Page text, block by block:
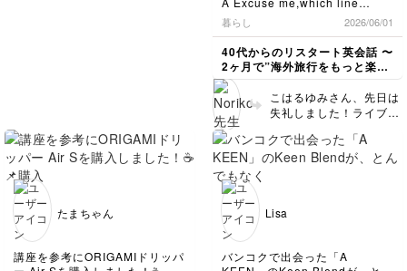
cat and dogs.という言
い方もします。猫と犬
が？🐈🐕‍🦺忘れていなけれ
せ、大変なことになって
いるようですが、英語の
練習という意味ではとて
も理想的な(！)環境で
す。カフェでのおしゃべ
りなど、トライしてみて
くださいね☺️💕
お台場のガンダムはこの夏まで
で
撤去されるそうですね
ずっと赤と青のガンダムだと思
っていたのですが
今年見にいったら白いガンダム
でした
詳しくないのでよくわからない
ですが…
そして、ブタはほとんど汗をか
かないのに
sweat like a pigっておもしろ
い表現だなと
思いました
だ型が、子豚がお母さん
豚に並んでミルクを飲ん
でいる姿に見えたため、
とりあえずその塊を pig
iron（銑鉄） と呼んだそ
うです。熱い銑鉄が冷え
る過程で表面に水滴がつ
きますが、それがまるで
汗をかいているように見
えるため、“The pig is
り、sweat like a pigは
をかく」という事実に由
should we stand in?
B Do you already have
reservations?
A Yes,we do.
B Great.Please use that line.
A Thank you. And how can
we go to Itsukushima shrine?
B Just go road along the
coast.
You’ll see it in about ten
minutes.Good luck.
ほぼ例文通りな上に、後半は私
が行ってみたい厳島神社をテレ
ビで見た時に「海沿いを歩いて
いたな」という記憶から道案内
しているので、実際に辿り着け
るのかどうなのか…
暮らし 2026/06/01
40代からのリスタート英会話 〜
2ヶ月で”海外旅行をもっと楽し
める私"になる〜
こはるゆみさん、先日は
失礼しました！ライブ配
のゆみさんが一致してび
っくりしてしまいまし
お元気ですか？ さて課
good luckの感覚がわか
ったということで何より
たまちゃん
講座を参考にORIGAMIドリッパ
Lisa
バンコクで出会った「A